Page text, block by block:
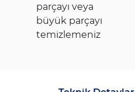
parçayı veya
büyük parçayı
temizlemeniz